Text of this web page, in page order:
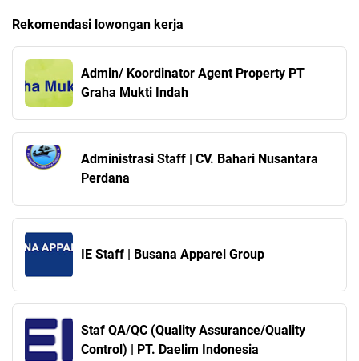
Rekomendasi lowongan kerja
Admin/ Koordinator Agent Property PT
Graha Mukti Indah
Administrasi Staff | CV. Bahari Nusantara
Perdana
IE Staff | Busana Apparel Group
Staf QA/QC (Quality Assurance/Quality
Control) | PT. Daelim Indonesia